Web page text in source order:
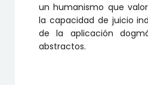
un humanismo que
la capacidad de juicio
de la aplicación
abstractos.